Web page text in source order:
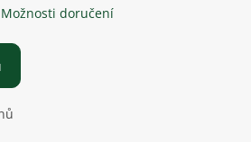
Možnosti doručení